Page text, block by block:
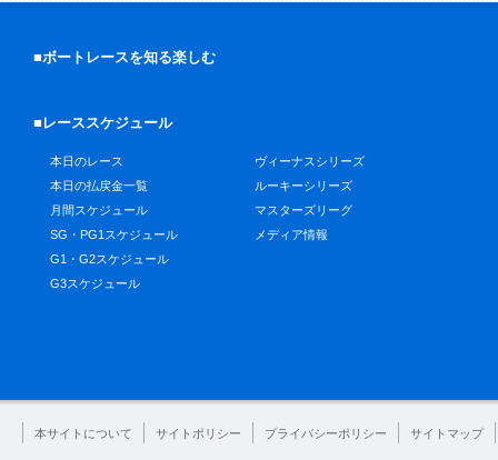
■ボートレースを知る楽しむ
■レーススケジュール
本日のレース
本日の払戻金一覧
月間スケジュール
SG・PG1スケジュール
G1・G2スケジュール
G3スケジュール
ヴィーナスシリーズ
ルーキーシリーズ
マスターズリーグ
メディア情報
本サイトについて サイトポリシー プライバシーポリシー サイトマップ